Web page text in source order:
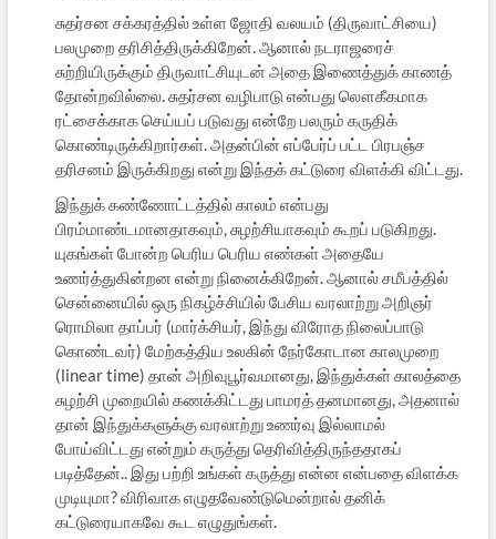
சுதர்சன சக்கரத்தில் உள்ள ஜோதி வலயம் (திருவாட்சியை)
பலமுறை தரிசித்திருக்கிறேன். ஆனால் நடராஜரைச்
சுற்றியிருக்கும் திருவாட்சியுடன் அதை இணைத்துக் காணத்
தோன்றவில்லை. சுதர்சன வழிபாடு என்பது லௌகீகமாக
ரட்சைக்காக செய்யப் படுவது என்றே பலரும் கருதிக்
கொண்டிருக்கிறார்கள். அதன்பின் எப்பேர்ப் பட்ட பிரபஞ்ச
தரிசனம் இருக்கிறது என்று இந்தக் கட்டுரை விளக்கி விட்டது.
இந்துக் கண்ணோட்டத்தில் காலம் என்பது
பிரம்மாண்டமானதாகவும், சுழற்சியாகவும் கூறப் படுகிறது.
யுகங்கள் போன்ற பெரிய பெரிய எண்கள் அதையே
உணர்த்துகின்றன என்று நினைக்கிறேன். ஆனால் சமீபத்தில்
சென்னையில் ஒரு நிகழ்ச்சியில் பேசிய வரலாற்று அறிஞர்
ரொமிலா தாப்பர் (மார்க்சியர், இந்து விரோத நிலைப்பாடு
கொண்டவர்) மேற்கத்திய உலகின் நேர்கோடான காலமுறை
(linear time) தான் அறிவுபூர்வமானது, இந்துக்கள் காலத்தை
சுழற்சி முறையில் கணக்கிட்டது பாமரத் தனமானது, அதனால்
தான் இந்துக்களுக்கு வரலாற்று உணர்வு இல்லாமல்
போய்விட்டது என்றும் கருத்து தெரிவித்திருந்ததாகப்
படித்தேன்.. இது பற்றி உங்கள் கருத்து என்ன என்பதை விளக்க
முடியுமா? விரிவாக எழுதவேண்டுமென்றால் தனிக்
கட்டுரையாகவே கூட எழுதுங்கள்.